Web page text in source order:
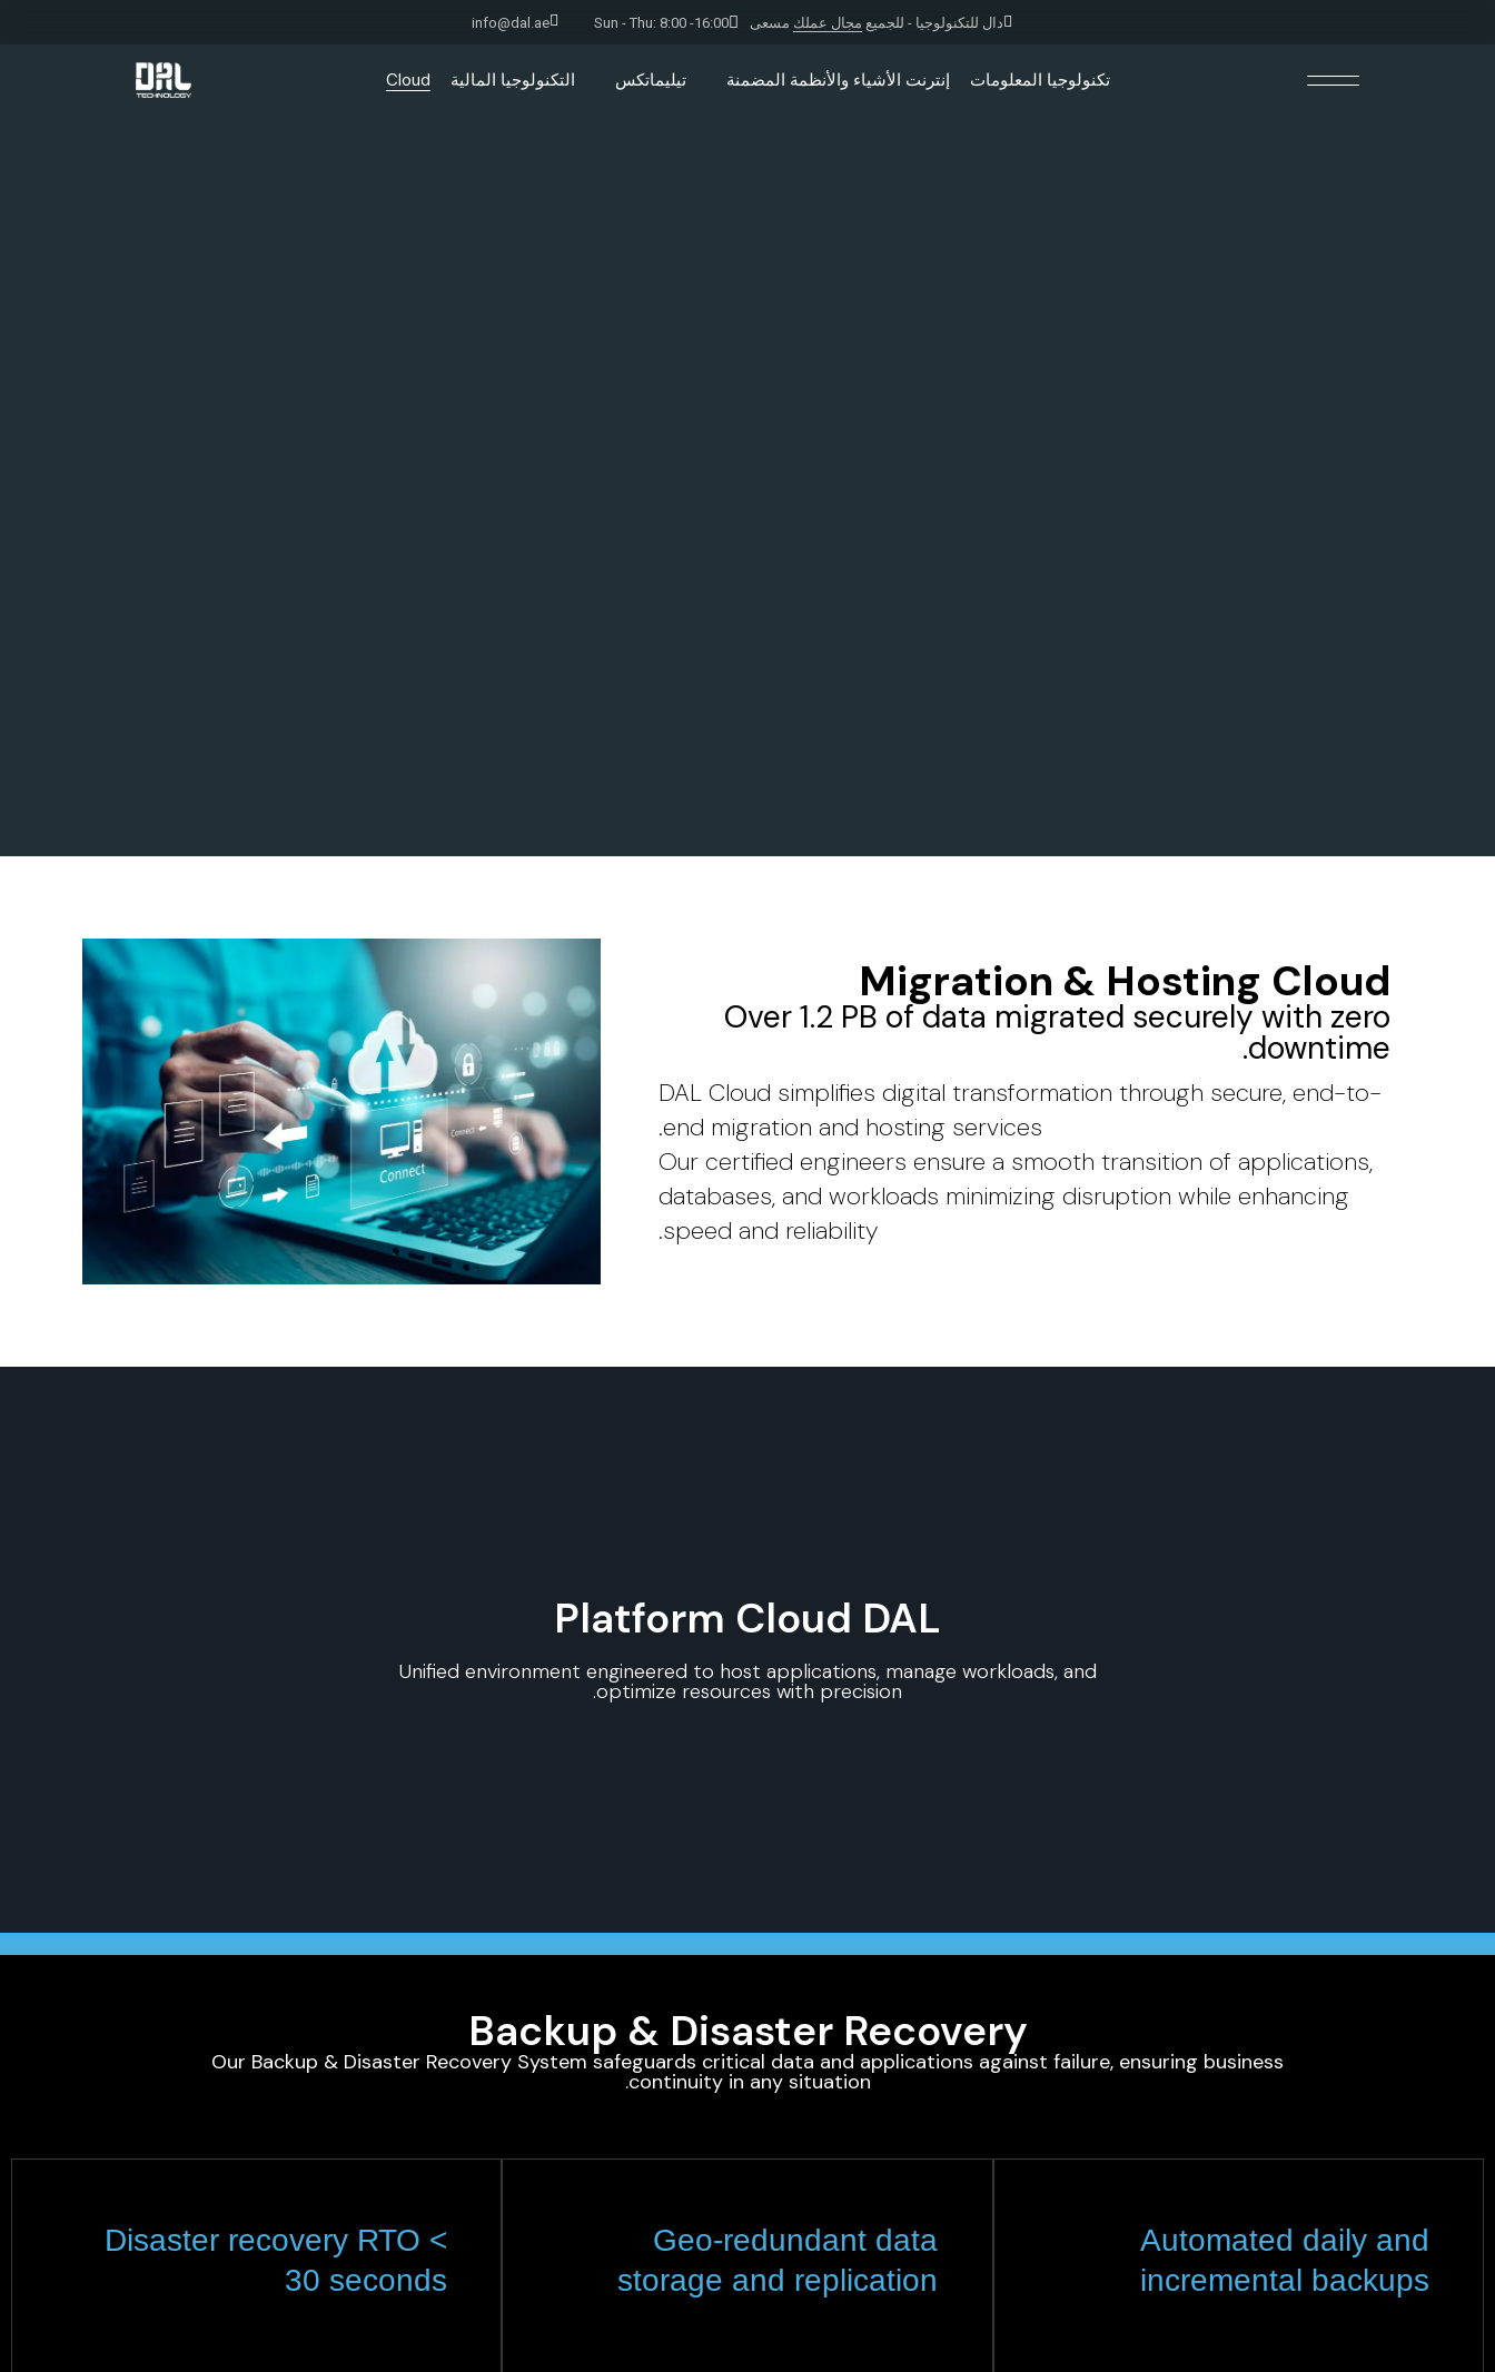
دال للتكنولوجيا - للجميع مجال عملك مسعى Sun - Thu: 8:00 -16:00
info@dal.ae
تكنولوجيا المعلومات إنترنت الأشياء والأنظمة المضمنة تيليماتكس التكنولوجيا المالية Cloud
Migration & Hosting Cloud
Over 1.2 PB of data migrated securely with zero
downtime.
DAL Cloud simplifies digital transformation through secure, end-to-
end migration and hosting services.
Our certified engineers ensure a smooth transition of applications,
databases, and workloads minimizing disruption while enhancing
speed and reliability.
Platform Cloud DAL
Unified environment engineered to host applications, manage workloads, and
optimize resources with precision.
Backup & Disaster Recovery
Our Backup & Disaster Recovery System safeguards critical data and applications against failure, ensuring business
continuity in any situation.
Automated daily and
incremental backups
Geo-redundant data
storage and replication
Disaster recovery RTO <
30 seconds